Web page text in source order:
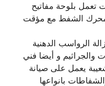
بلوحة مفاتيح
محرك الشفط مع مؤقت
الرواسب الدهنية
والجراثيم و أيضا فني
يعمل على صيانة
بانواعها